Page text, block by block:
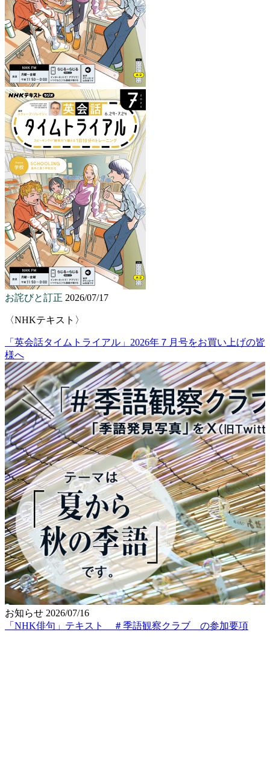
お詫びと訂正 2026/07/17
〈NHKテキスト〉
「英会話タイムトライアル」2026年７月号をお買い上げの皆
様へ
お知らせ 2026/07/16
「NHK俳句」テキスト ＃季語観察クラブ の参加要項